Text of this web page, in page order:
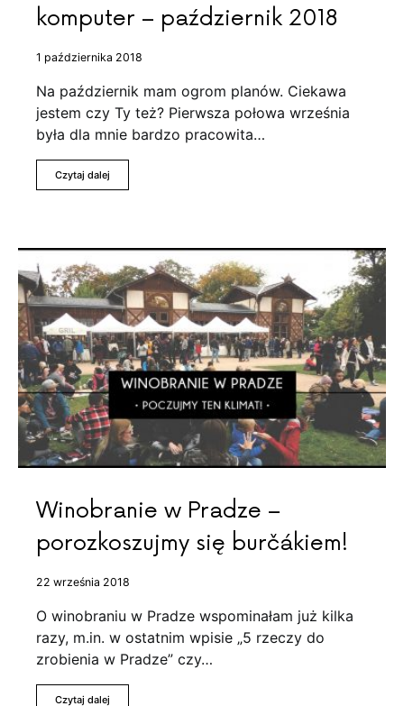
komputer – październik 2018
1 października 2018
Na październik mam ogrom planów. Ciekawa
jestem czy Ty też? Pierwsza połowa września
była dla mnie bardzo pracowita…
Czytaj dalej
Winobranie w Pradze –
porozkoszujmy się burčákiem!
22 września 2018
O winobraniu w Pradze wspominałam już kilka
razy, m.in. w ostatnim wpisie „5 rzeczy do
zrobienia w Pradze” czy…
Czytaj dalej